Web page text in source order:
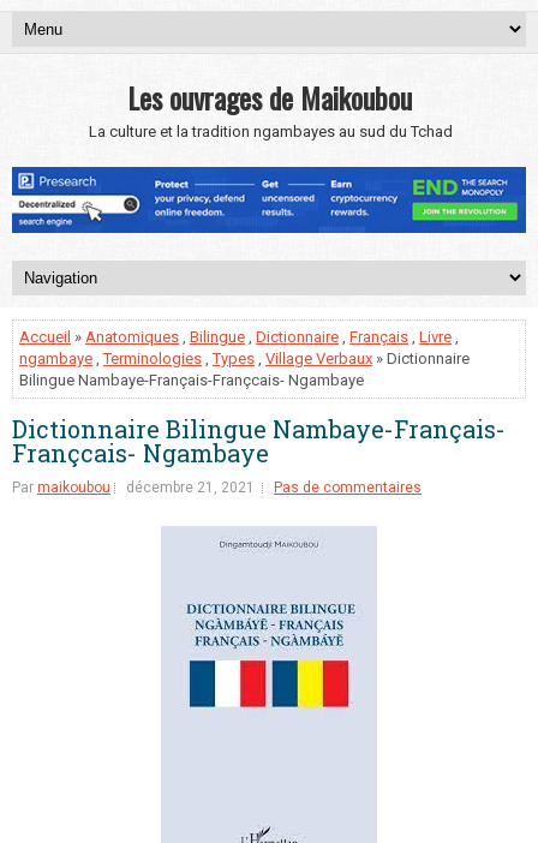
Les ouvrages de Maikoubou
La culture et la tradition ngambayes au sud du Tchad
Accueil » Anatomiques Bilingue Dictionnaire Français Livre
ngambaye ,Terminologies ,Types Village Verbaux » Dictionnaire
Bilingue Nambaye-Français-Françcais- Ngambaye
Dictionnaire Bilingue Nambaye-Français-
Françcais- Ngambaye
Par maikoubou décembre 21, 2021 Pas de commentaires